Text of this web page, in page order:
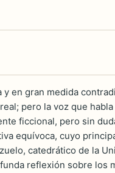
en gran medida
pero la voz que
ficcional, pero sin
equívoca, cuyo
catedrático de la
reflexión sobre los